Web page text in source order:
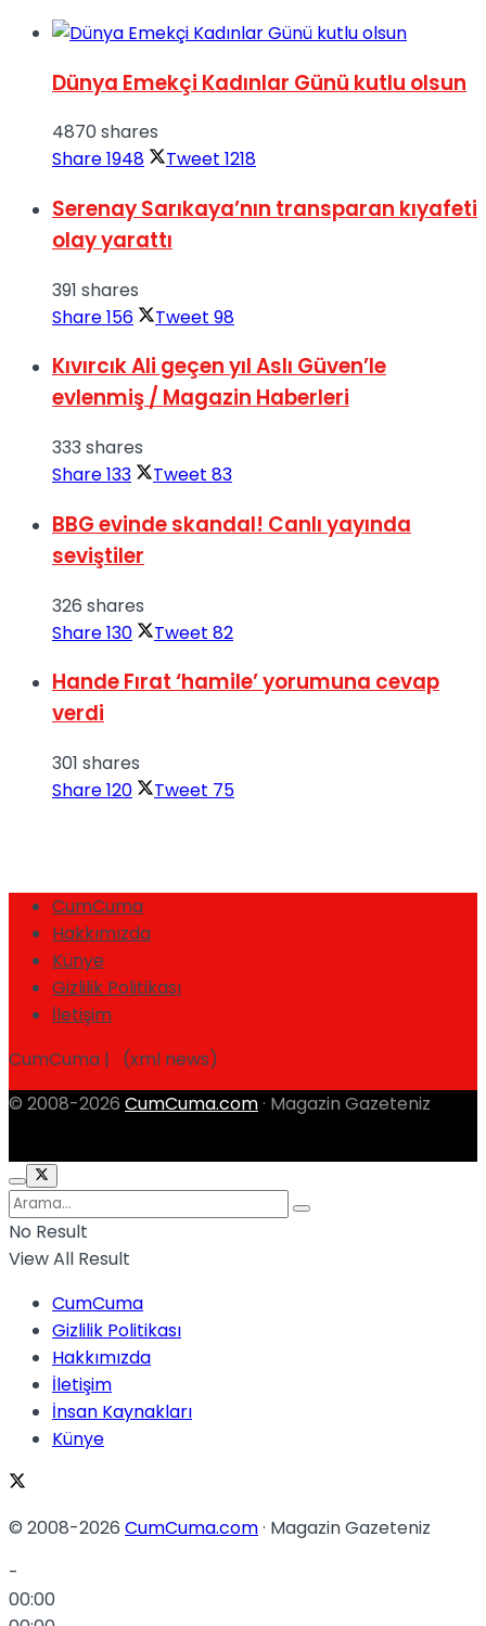
Dünya Emekçi Kadınlar Günü kutlu olsun
4870 shares
Share1948 Tweet 1218
Serenay Sarıkaya’nın transparan kıyafeti
olay yarattı
391 shares
Share156 Tweet 98
Kıvırcık Ali geçen yıl Aslı Güven’le
evlenmiş / Magazin Haberleri
333 shares
Share133 Tweet 83
BBG evinde skandal! Canlı yayında
seviştiler
326 shares
Share130 Tweet 82
Hande Fırat ‘hamile’ yorumuna cevap
verdi
301 shares
Share120 Tweet 75
CumCuma
Hakkımızda
Künye
Gizlilik Politikası
İletişim
CumCuma | (xml news)
© 2008-2026 CumCuma.com · Magazin Gazeteniz
No Result
View All Result
CumCuma
Gizlilik Politikası
Hakkımızda
İletişim
İnsan Kaynakları
Künye
© 2008-2026 CumCuma.com· Magazin Gazeteniz
-
00:00